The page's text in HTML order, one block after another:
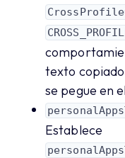
texto
se pegue en
Establece